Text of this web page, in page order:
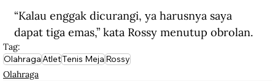
“Kalau enggak dicurangi, ya harusnya saya
dapat tiga emas,” kata Rossy menutup obrolan.
Tag:
OlahragaAtletTenis MejaRossy
Olahraga